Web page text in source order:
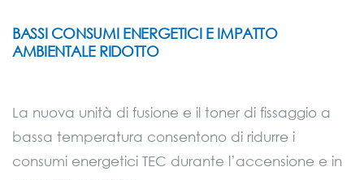
BASSI CONSUMI ENERGETICI E IMPATTO
AMBIENTALE RIDOTTO
La nuova unità di fusione e il toner di fissaggio a
bassa temperatura consentono di ridurre i
consumi energetici TEC durante l’accensione e in